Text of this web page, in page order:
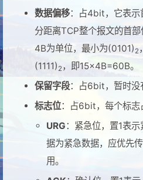
数据偏移：占4bit，它表示
分距离TCP整个报文的首
4B为单位，最小为(0101) 2
(1111) 2，即15×4B=60B。
保留字段：占6bit，暂时没
标志位：占6bit，每个标志
URG：紧急位，置1表
据为紧急数据，应优先
用。